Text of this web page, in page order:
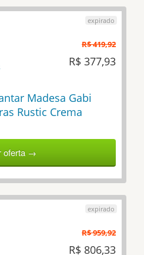
R$ 419,92
R$ 377,93
Madesa Gabi
Rustic Crema
oferta →
R$ 959,92
R$ 806,33